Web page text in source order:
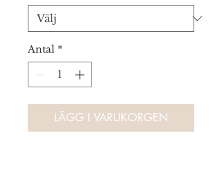
Antal *
LÄGG I VARUKORGEN